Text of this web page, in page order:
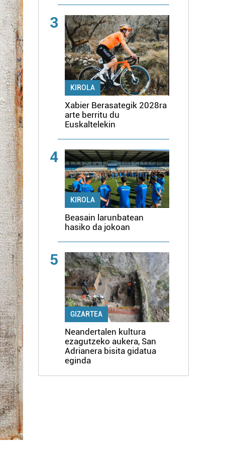
3
KIROLA
Xabier Berasategik 2028ra
arte berritu du
Euskaltelekin
4
KIROLA
Beasain larunbatean
hasiko da jokoan
5
GIZARTEA
Neandertalen kultura
ezagutzeko aukera, San
Adrianera bisita gidatua
eginda